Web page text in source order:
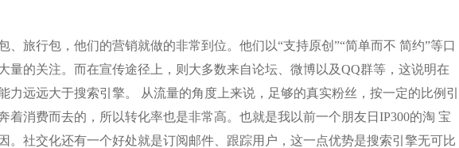
、旅行包，他们的营销就做的非常到位。他们以“支持原创”“简单而不 简约”等口
量的关注。而在宣传途径上，则大多数来自论坛、微博以及QQ群等，这说明在
力远远大于搜索引擎。 从流量的角度上来说，足够的真实粉丝，按一定的比例引
着消费而去的，所以转化率也是非常高。也就是我以前一个朋友日IP300的淘 宝
。社交化还有一个好处就是订阅邮件、跟踪用户，这一点优势是搜索引擎无可比